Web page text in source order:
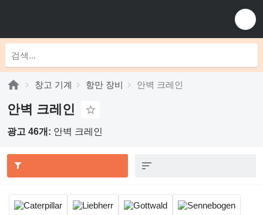
창고 기계 항만 장비 안벽 크레인
안벽 크레인
광고 46개: 안벽 크레인